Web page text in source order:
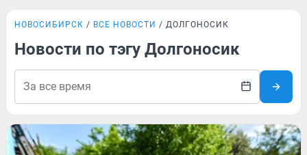
НОВОСИБИРСК ВСЕ НОВОСТИ ДОЛГОНОСИК
Новости по тэгу Долгоносик